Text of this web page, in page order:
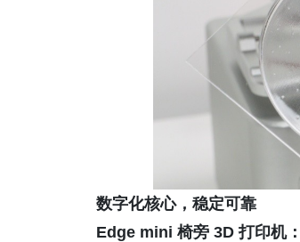
数字化核心，稳定可靠
Edge mini 椅旁 3D 打印机：